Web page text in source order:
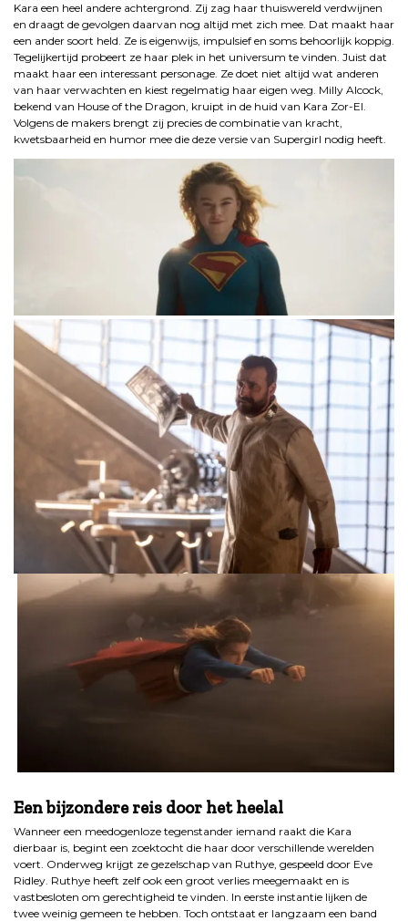
Kara een heel andere achtergrond. Zij zag haar thuiswereld verdwijnen
en draagt de gevolgen daarvan nog altijd met zich mee. Dat maakt haar
een ander soort held. Ze is eigenwijs, impulsief en soms behoorlijk koppig.
Tegelijkertijd probeert ze haar plek in het universum te vinden. Juist dat
maakt haar een interessant personage. Ze doet niet altijd wat anderen
van haar verwachten en kiest regelmatig haar eigen weg. Milly Alcock,
bekend van House of the Dragon, kruipt in de huid van Kara Zor-El.
Volgens de makers brengt zij precies de combinatie van kracht,
kwetsbaarheid en humor mee die deze versie van Supergirl nodig heeft.
Een bijzondere reis door het heelal
Wanneer een meedogenloze tegenstander iemand raakt die Kara
dierbaar is, begint een zoektocht die haar door verschillende werelden
voert. Onderweg krijgt ze gezelschap van Ruthye, gespeeld door Eve
Ridley. Ruthye heeft zelf ook een groot verlies meegemaakt en is
vastbesloten om gerechtigheid te vinden. In eerste instantie lijken de
twee weinig gemeen te hebben. Toch ontstaat er langzaam een band